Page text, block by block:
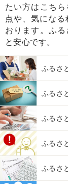
たい方はこち
点や、気にな
おります。ふ
と安心です。
ふるさ
ふるさ
ふるさ
ふるさ
ふるさ